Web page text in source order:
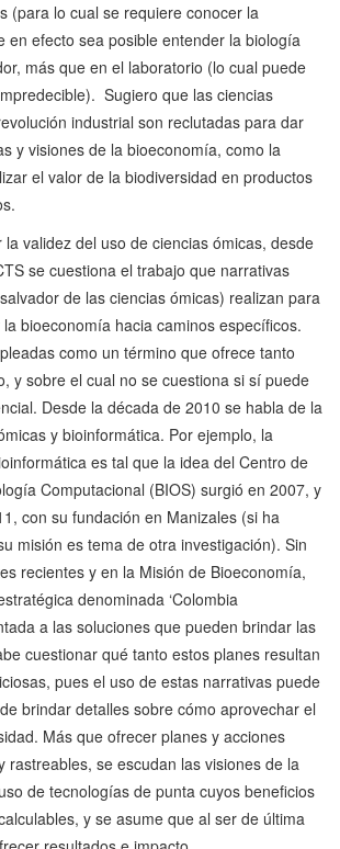
(para lo cual se requiere conocer la
en efecto sea posible entender la biología
más que en el laboratorio (lo cual puede
Sugiero que las ciencias
industrial son reclutadas para dar
y visiones de la bioeconomía, como la
el valor de la biodiversidad en productos
validez del uso de ciencias ómicas, desde
se cuestiona el trabajo que narrativas
de las ciencias ómicas) realizan para
bioeconomía hacia caminos específicos.
como un término que ofrece tanto
y sobre el cual no se cuestiona si sí puede
Desde la década de 2010 se habla de la
y bioinformática. Por ejemplo, la
es tal que la idea del Centro de
Computacional (BIOS) surgió en 2007, y
con su fundación en Manizales (si ha
misión es tema de otra investigación). Sin
recientes y en la Misión de Bioeconomía,
denominada ‘Colombia
a las soluciones que pueden brindar las
cuestionar qué tanto estos planes resultan
pues el uso de estas narrativas puede
brindar detalles sobre cómo aprovechar el
Más que ofrecer planes y acciones
rastreables, se escudan las visiones de la
de tecnologías de punta cuyos beneficios
y se asume que al ser de última